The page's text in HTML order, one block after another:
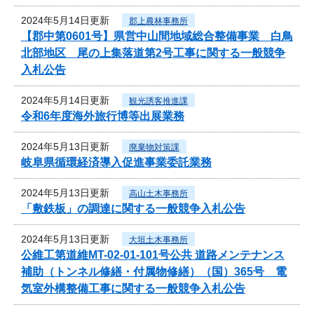
2024年5月14日更新 郡上農林事務所
【郡中第0601号】県営中山間地域総合整備事業 白鳥
北部地区 尾の上集落道第2号工事に関する一般競争
入札公告
2024年5月14日更新 観光誘客推進課
令和6年度海外旅行博等出展業務
2024年5月13日更新 廃棄物対策課
岐阜県循環経済導入促進事業委託業務
2024年5月13日更新 高山土木事務所
「敷鉄板」の調達に関する一般競争入札公告
2024年5月13日更新 大垣土木事務所
公維工第道維MT-02-01-101号公共 道路メンテナンス
補助（トンネル修繕・付属物修繕）（国）365号 電
気室外構整備工事に関する一般競争入札公告